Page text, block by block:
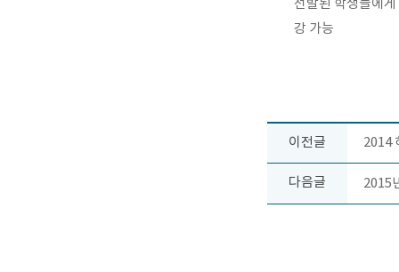
선발된 학생들에
강 가능
이전글 2014
다음글 2015